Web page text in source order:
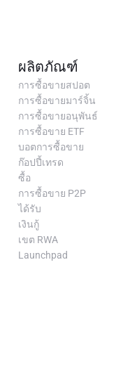
ผลิตภัณฑ์
การซื้อขายสปอต
การซื้อขายมาร์จิ้น
การซื้อขายอนุพันธ์
การซื้อขาย ETF
บอตการซื้อขาย
ก๊อปปี้เทรด
ซื้อ
การซื้อขาย P2P
ได้รับ
เงินกู้
เขต RWA
Launchpad